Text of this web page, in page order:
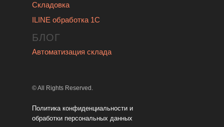
© All Rights Reserved.
Складовка
ILINE обработка 1С
БЛОГ
Автоматизация склада
Политика конфиденциальности и
обработки персональных данных